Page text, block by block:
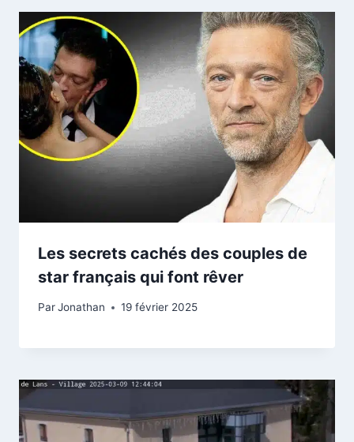
Les secrets cachés des couples de
star français qui font rêver
ParJonathan 19 février 2025